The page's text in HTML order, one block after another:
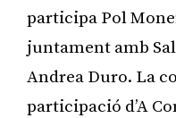
participa Pol
juntament amb
Andrea Duro. La
participació d’A